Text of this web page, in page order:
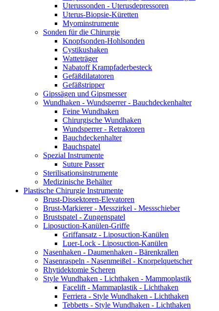
Uterussonden - Uterusdepressoren
Uterus-Biopsie-Küretten
Myominstrumente
Sonden für die Chirurgie
Knopfsonden-Hohlsonden
Cystikushaken
Watteträger
Nabatoff Krampfaderbesteck
Gefäßdilatatoren
Gefäßstripper
Gipssägen und Gipsmesser
Wundhaken - Wundsperrer - Bauchdeckenhalter
Feine Wundhaken
Chirurgische Wundhaken
Wundsperrer - Retraktoren
Bauchdeckenhalter
Bauchspatel
Spezial Instrumente
Suture Passer
Sterilisationsinstrumente
Medizinische Behälter
Plastische Chirurgie Instrumente
Brust-Dissektoren-Elevatoren
Brust-Markierer - Messzirkel - Messschieber
Brustspatel - Zungenspatel
Liposuction-Kanülen-Griffe
Griffansatz - Liposuction-Kanülen
Luer-Lock - Liposuction-Kanülen
Nasenhaken - Daumenhaken - Bärenkrallen
Nasenraspeln - Nasenmeißel - Knorpelquetscher
Rhytidektomie Scheren
Style Wundhaken - Lichthaken - Mammoplastik
Facelift - Mammaplastik - Lichthaken
Ferriera - Style Wundhaken - Lichthaken
Tebbetts - Style Wundhaken - Lichthaken